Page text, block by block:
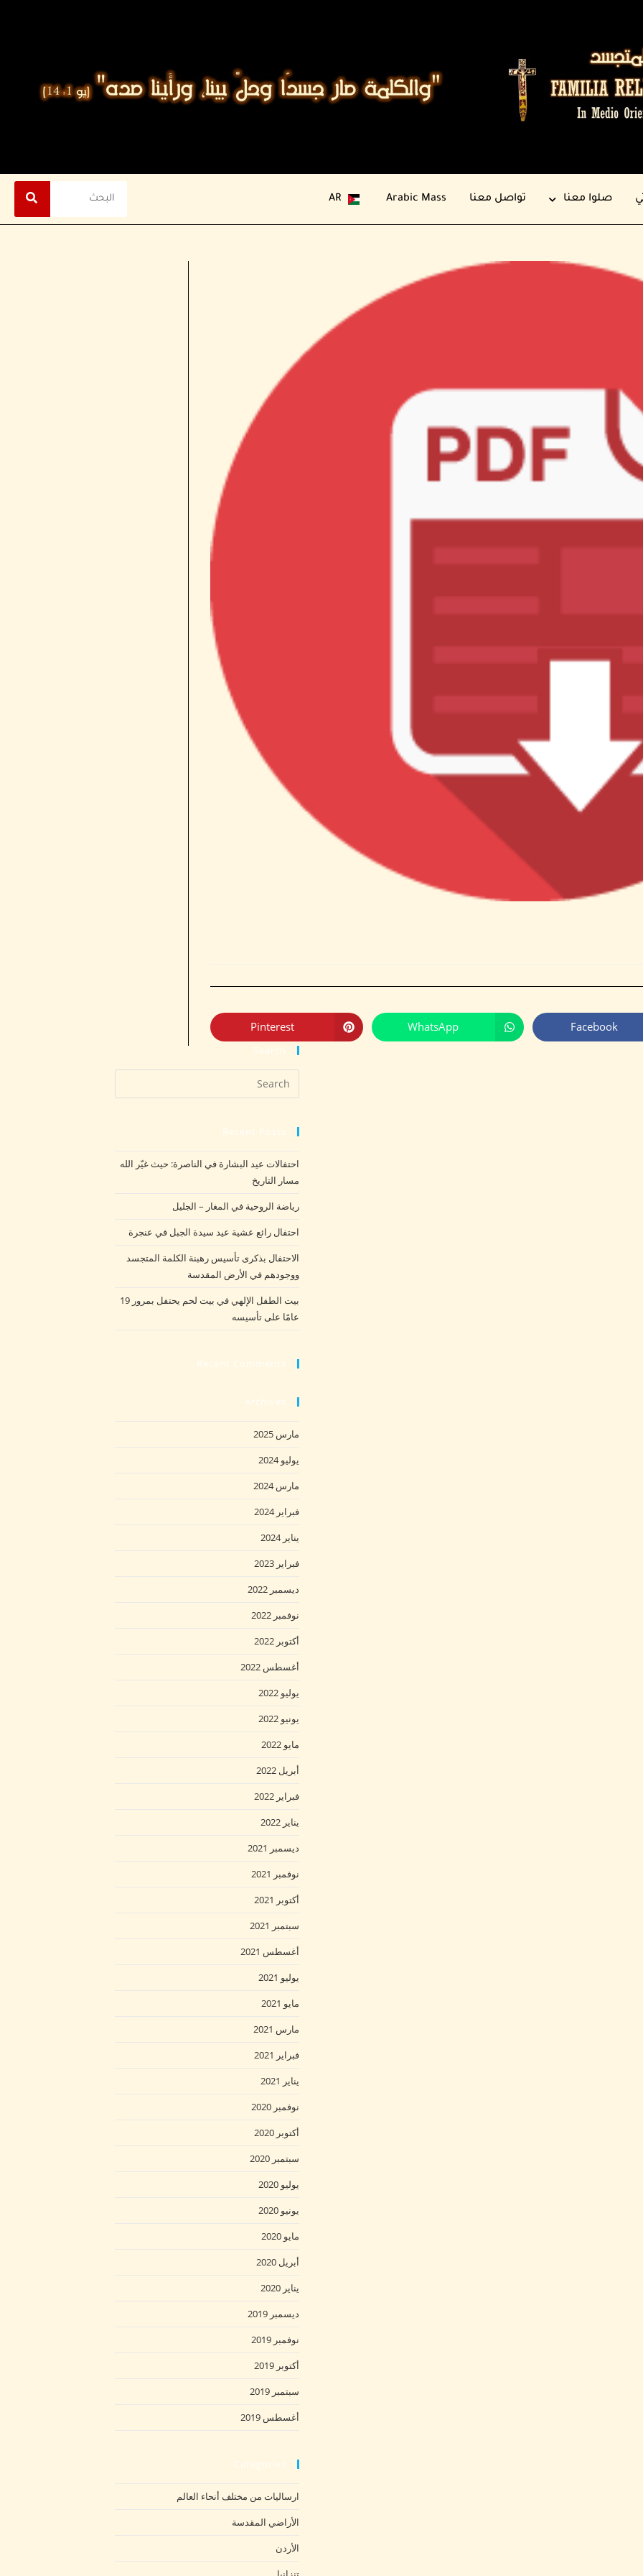
صلوا معنا تواصل معنا Arabic Mass
AR
Facebook
WhatsApp
Pinterest
Search
Recent Posts
احتفالات عيد البشارة في الناصرة: حيث غيّر الله
مسار التاريخ
رياضة الروحية في المغار – الجليل
احتفال رائع عشية عيد سيدة الجبل في عنجرة
الاحتفال بذكرى تأسيس رهبنة الكلمة المتجسد
ووجودهم في الأرض المقدسة
بيت الطفل الإلهي في بيت لحم يحتفل بمرور 19
عامًا على تأسيسه
Recent Comments
Archives
مارس 2025
يوليو 2024
مارس 2024
فبراير 2024
يناير 2024
فبراير 2023
ديسمبر 2022
نوفمبر 2022
أكتوبر 2022
أغسطس 2022
يوليو 2022
يونيو 2022
مايو 2022
أبريل 2022
فبراير 2022
يناير 2022
ديسمبر 2021
نوفمبر 2021
أكتوبر 2021
سبتمبر 2021
أغسطس 2021
يوليو 2021
مايو 2021
مارس 2021
فبراير 2021
يناير 2021
نوفمبر 2020
أكتوبر 2020
سبتمبر 2020
يوليو 2020
يونيو 2020
مايو 2020
أبريل 2020
يناير 2020
ديسمبر 2019
نوفمبر 2019
أكتوبر 2019
سبتمبر 2019
أغسطس 2019
Categories
ارساليات من مختلف أنحاء العالم
الأراضي المقدسة
الأردن